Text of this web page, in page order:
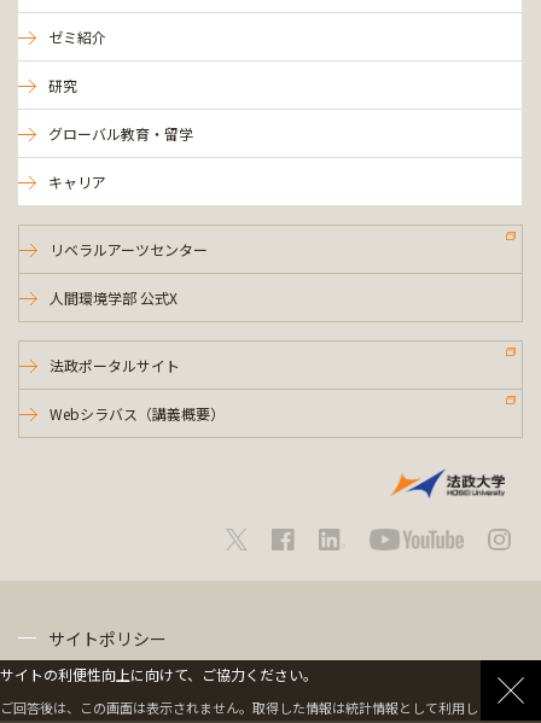
ゼミ紹介
研究
グローバル教育・留学
キャリア
リベラルアーツセンター
人間環境学部 公式X
法政ポータルサイト
Webシラバス（講義概要）
サイトポリシー
サイトの利便性向上に向けて、ご協力ください。
ご回答後は、この画面は表示されません。取得した情報は統計情報として利用します。